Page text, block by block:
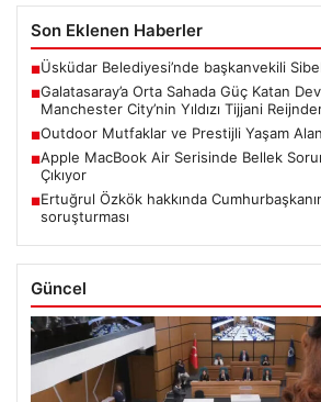
Son Eklenen Haberler
■Üsküdar Belediyesi’nde başkanvekili
■Galatasaray’a Orta Sahada Güç Katan
Manchester City’nin Yıldızı Tijjani
■Outdoor Mutfaklar ve Prestijli Yaşam
■Apple MacBook Air Serisinde Bellek
Çıkıyor
■Ertuğrul Özkök hakkında
soruşturması
Güncel